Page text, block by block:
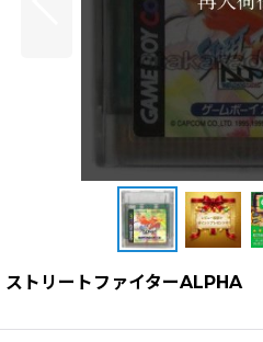
ストリートファイターALPHA